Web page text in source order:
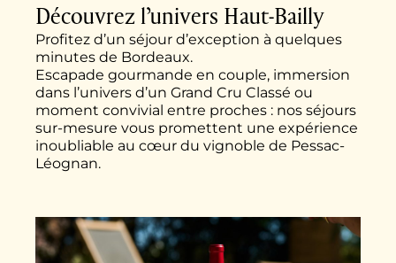
Découvrez l’univers Haut-Bailly
Profitez d’un séjour d’exception à quelques
minutes de Bordeaux.
Escapade gourmande en couple, immersion
dans l’univers d’un Grand Cru Classé ou
moment convivial entre proches : nos séjours
sur-mesure vous promettent une expérience
inoubliable au cœur du vignoble de Pessac-
Léognan.